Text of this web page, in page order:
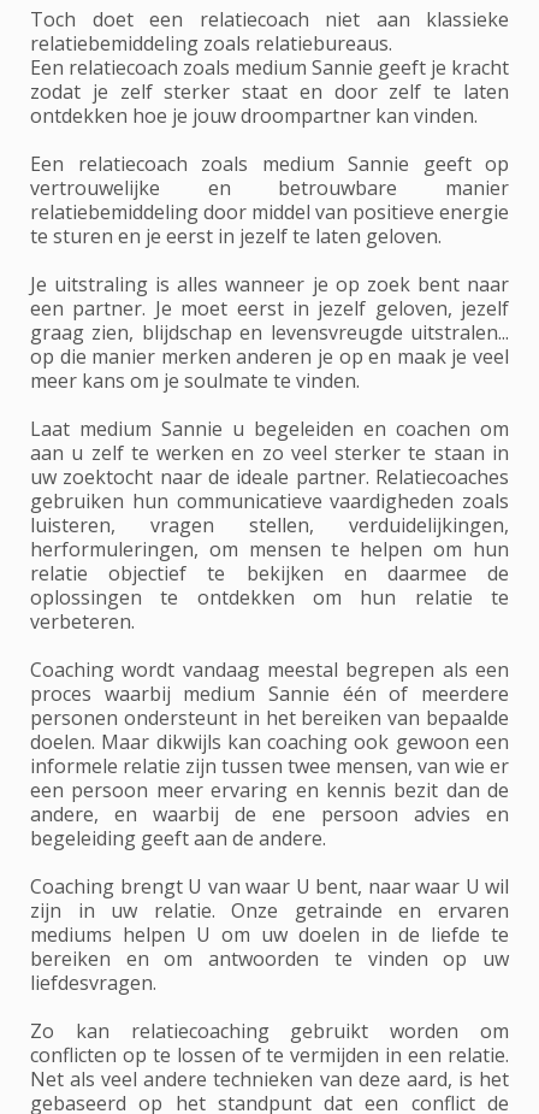
Toch doet een relatiecoach niet aan klassieke
relatiebemiddeling zoals relatiebureaus.
Een relatiecoach zoals medium Sannie geeft je kracht
zodat je zelf sterker staat en door zelf te laten
ontdekken hoe je jouw droompartner kan vinden.
Een relatiecoach zoals medium Sannie geeft op
vertrouwelijke en betrouwbare manier
relatiebemiddeling door middel van positieve energie
te sturen en je eerst in jezelf te laten geloven.
Je uitstraling is alles wanneer je op zoek bent naar
een partner. Je moet eerst in jezelf geloven, jezelf
graag zien, blijdschap en levensvreugde uitstralen...
op die manier merken anderen je op en maak je veel
meer kans om je soulmate te vinden.
Laat medium Sannie u begeleiden en coachen om
aan u zelf te werken en zo veel sterker te staan in
uw zoektocht naar de ideale partner. Relatiecoaches
gebruiken hun communicatieve vaardigheden zoals
luisteren, vragen stellen, verduidelijkingen,
herformuleringen, om mensen te helpen om hun
relatie objectief te bekijken en daarmee de
oplossingen te ontdekken om hun relatie te
verbeteren.
Coaching wordt vandaag meestal begrepen als een
proces waarbij medium Sannie één of meerdere
personen ondersteunt in het bereiken van bepaalde
doelen. Maar dikwijls kan coaching ook gewoon een
informele relatie zijn tussen twee mensen, van wie er
een persoon meer ervaring en kennis bezit dan de
andere, en waarbij de ene persoon advies en
begeleiding geeft aan de andere.
Coaching brengt U van waar U bent, naar waar U wil
zijn in uw relatie. Onze getrainde en ervaren
mediums helpen U om uw doelen in de liefde te
bereiken en om antwoorden te vinden op uw
liefdesvragen.
Zo kan relatiecoaching gebruikt worden om
conflicten op te lossen of te vermijden in een relatie.
Net als veel andere technieken van deze aard, is het
gebaseerd op het standpunt dat een conflict de